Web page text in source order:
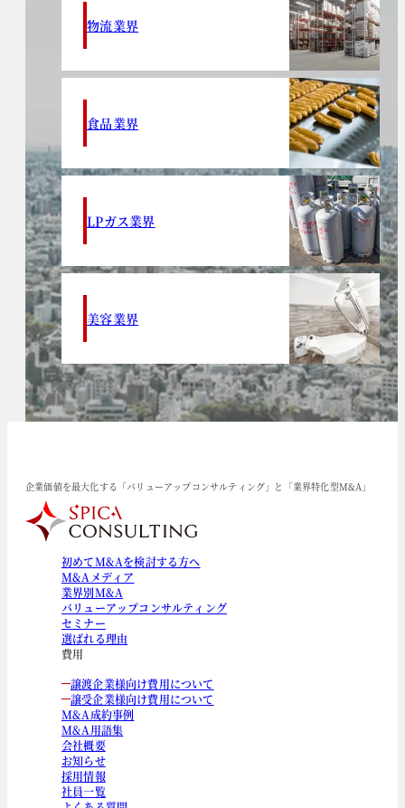
物流業界
食品業界
LPガス業界
美容業界
企業価値を最大化する「バリューアップコンサルティング」と「業界特化型M&A」
初めてM&Aを検討する方へ
M&Aメディア
業界別M&A
バリューアップコンサルティング
セミナー
選ばれる理由
費用
譲渡企業様向け費用について
譲受企業様向け費用について
M&A成約事例
M&A用語集
会社概要
お知らせ
採用情報
社員一覧